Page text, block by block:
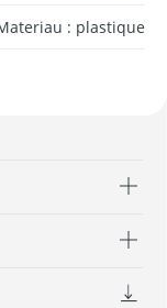
: plastique